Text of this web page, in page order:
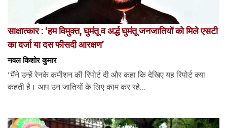
साक्षात्कार : ‘हम विमुक्त, घुमंतू व अर्द्ध घुमंतू जनजातियों को मिले एसटी
का दर्जा या दस फीसदी आरक्षण’
नवल किशोर कुमार
“मैंने उन्हें रेनके कमीशन की रिपोर्ट दी और कहा कि देखिए यह रिपोर्ट क्या
कहती है। आप उन जातियों के लिए काम कर रहे...